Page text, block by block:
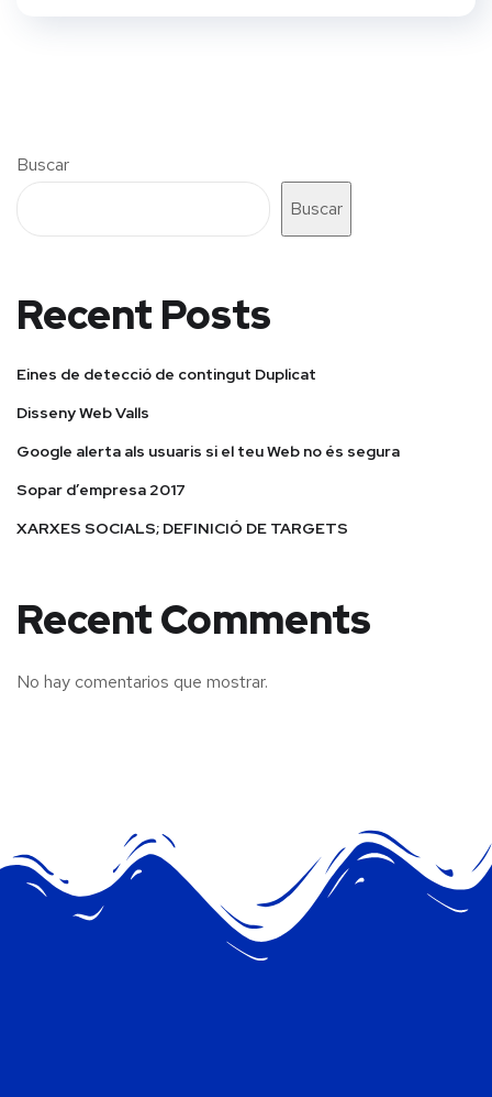
Buscar
Buscar
Recent Posts
Eines de detecció de contingut Duplicat
Disseny Web Valls
Google alerta als usuaris si el teu Web no és segura
Sopar d’empresa 2017
XARXES SOCIALS; DEFINICIÓ DE TARGETS
Recent Comments
No hay comentarios que mostrar.